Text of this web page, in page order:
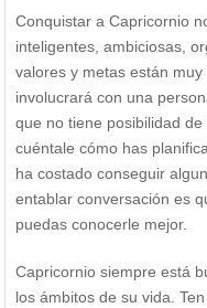
Conquistar a Capricornio
inteligentes, ambiciosas,
valores y metas están
involucrará con una
que no tiene posibilidad
cuéntale cómo has
ha costado conseguir
entablar conversación es
puedas conocerle mejor.
Capricornio siempre está
los ámbitos de su vida.